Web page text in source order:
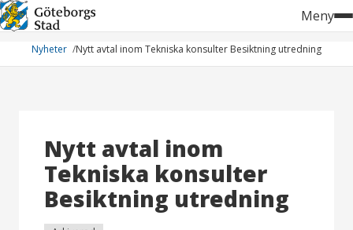
Hoppa
till
innehåll
Meny
Nyheter Nytt avtal inom Tekniska konsulter Besiktning utredning
Nytt avtal inom
Tekniska konsulter
Besiktning utredning